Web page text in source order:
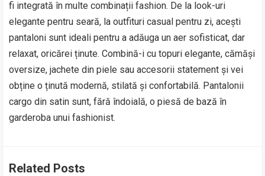
fi integrată în multe combinații fashion. De la look-uri
elegante pentru seară, la outfituri casual pentru zi, acești
pantaloni sunt ideali pentru a adăuga un aer sofisticat, dar
relaxat, oricărei ținute. Combină-i cu topuri elegante, cămăși
oversize, jachete din piele sau accesorii statement și vei
obține o ținută modernă, stilată și confortabilă. Pantalonii
cargo din satin sunt, fără îndoială, o piesă de bază în
garderoba unui fashionist.
Related Posts